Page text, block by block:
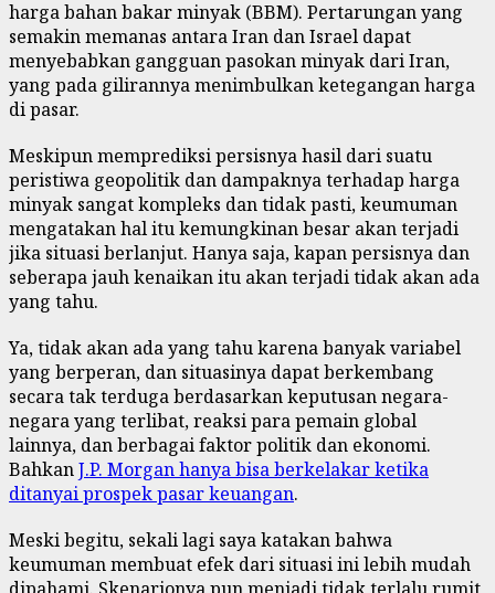
harga bahan bakar minyak (BBM). Pertarungan yang
semakin memanas antara Iran dan Israel dapat
menyebabkan gangguan pasokan minyak dari Iran,
yang pada gilirannya menimbulkan ketegangan harga
di pasar.
Meskipun memprediksi persisnya hasil dari suatu
peristiwa geopolitik dan dampaknya terhadap harga
minyak sangat kompleks dan tidak pasti, keumuman
mengatakan hal itu kemungkinan besar akan terjadi
jika situasi berlanjut. Hanya saja, kapan persisnya dan
seberapa jauh kenaikan itu akan terjadi tidak akan ada
yang tahu.
Ya, tidak akan ada yang tahu karena banyak variabel
yang berperan, dan situasinya dapat berkembang
secara tak terduga berdasarkan keputusan negara-
negara yang terlibat, reaksi para pemain global
lainnya, dan berbagai faktor politik dan ekonomi.
BahkanJ.P. Morgan hanya bisa berkelakar ketika
ditanyai prospek pasar keuangan.
Meski begitu, sekali lagi saya katakan bahwa
keumuman membuat efek dari situasi ini lebih mudah